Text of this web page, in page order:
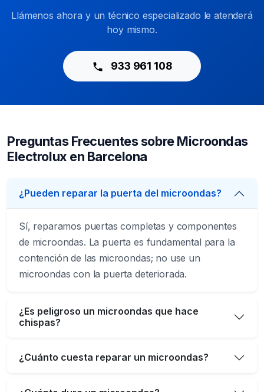
Llámenos ahora y un técnico especializado le atenderá
hoy mismo.
933 961 108
Preguntas Frecuentes sobre Microondas
Electrolux en Barcelona
¿Pueden reparar la puerta del microondas?
Sí, reparamos puertas completas y componentes
de microondas. La puerta es fundamental para la
contención de las microondas; no use un
microondas con la puerta deteriorada.
¿Es peligroso un microondas que hace
chispas?
¿Cuánto cuesta reparar un microondas?